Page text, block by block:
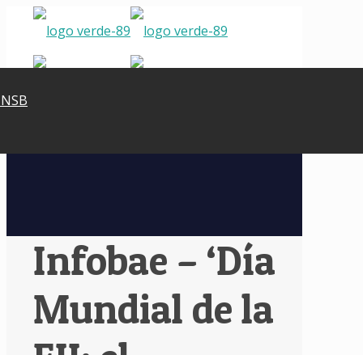
Infobae – ‘Día
Mundial de la